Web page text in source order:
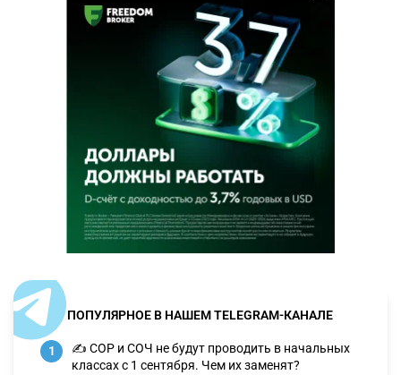
ПОПУЛЯРНОЕ В НАШЕМ TELEGRAM-КАНАЛЕ
1
✍️ СОР и СОЧ не будут проводить в начальных
классах с 1 сентября. Чем их заменят?